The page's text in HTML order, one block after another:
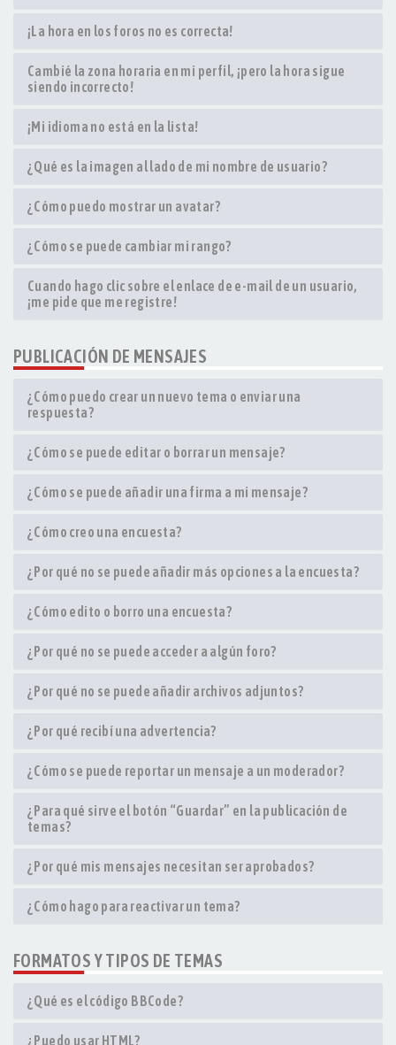
¡La hora en los foros no es correcta!
Cambié la zona horaria en mi perfil, ¡pero la hora sigue
siendo incorrecto!
¡Mi idioma no está en la lista!
¿Qué es la imagen al lado de mi nombre de usuario?
¿Cómo puedo mostrar un avatar?
¿Cómo se puede cambiar mi rango?
Cuando hago clic sobre el enlace de e-mail de un usuario,
¡me pide que me registre!
PUBLICACIÓN DE MENSAJES
¿Cómo puedo crear un nuevo tema o enviar una
respuesta?
¿Cómo se puede editar o borrar un mensaje?
¿Cómo se puede añadir una firma a mi mensaje?
¿Cómo creo una encuesta?
¿Por qué no se puede añadir más opciones a la encuesta?
¿Cómo edito o borro una encuesta?
¿Por qué no se puede acceder a algún foro?
¿Por qué no se puede añadir archivos adjuntos?
¿Por qué recibí una advertencia?
¿Cómo se puede reportar un mensaje a un moderador?
¿Para qué sirve el botón “Guardar” en la publicación de
temas?
¿Por qué mis mensajes necesitan ser aprobados?
¿Cómo hago para reactivar un tema?
FORMATOS Y TIPOS DE TEMAS
¿Qué es el código BBCode?
¿Puedo usar HTML?